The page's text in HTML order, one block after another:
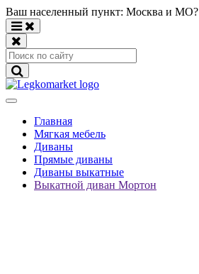
Ваш населенный пункт: Москва и МО?
Главная
Мягкая мебель
Диваны
Прямые диваны
Диваны выкатные
Выкатной диван Мортон